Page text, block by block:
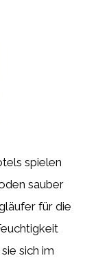
spielen
sauber
für die
sich im